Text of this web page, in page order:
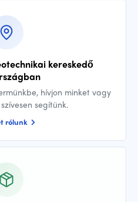
kereskedő
hívjon minket vagy
segítünk.
rólunk